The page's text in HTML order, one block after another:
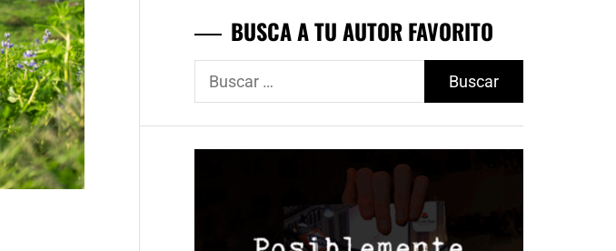
BUSCA A TU AUTOR FAVORITO
Buscar: